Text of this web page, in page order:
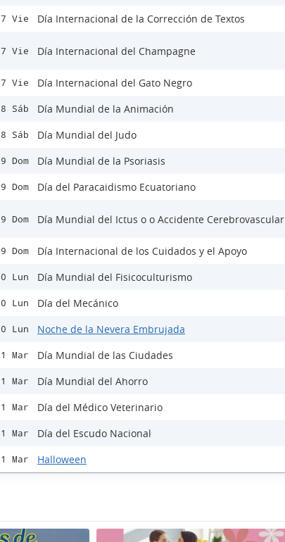
Vie Día Internacional de la Corrección de Textos
Vie Día Internacional del Champagne
Vie Día Internacional del Gato Negro
Sáb Día Mundial de la Animación
Sáb Día Mundial del Judo
Dom Día Mundial de la Psoriasis
Dom Día del Paracaidismo Ecuatoriano
Dom Día Mundial del Ictus o o Accidente Cerebrovascular
Dom Día Internacional de los Cuidados y el Apoyo
Lun Día Mundial del Fisicoculturismo
Lun Día del Mecánico
Lun Noche de la Nevera Embrujada
Mar Día Mundial de las Ciudades
Mar Día Mundial del Ahorro
Mar Día del Médico Veterinario
Mar Día del Escudo Nacional
Mar Halloween